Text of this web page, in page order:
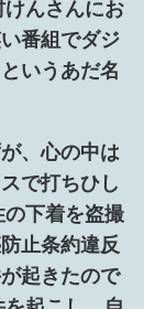
けんさんにお
番組でダジ
いうあだ名
、心の中は
で打ちひし
下着を盗撮
止条約違反
起きたので